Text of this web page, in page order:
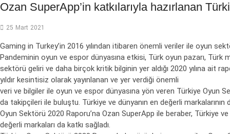
Ozan SuperApp’in katkılarıyla hazırlanan
25 Mart 2021
Gaming in Turkey’in 2016 yılından itibaren önemli veriler ile oyun
Pandeminin oyun ve espor dünyasına etkisi, Türk oyun pazarı, Türk
sektörü geliri ve daha birçok kritik bilginin yer aldığı 2020 yılına ait
yıldır kesintisiz olarak yayınlanan ve yer verdiği önemli
veri ve bilgiler ile oyun ve espor dünyasına yön veren Türkiye Oyun
da takipçileri ile buluştu. Türkiye ve dünyanın en değerli markalarının
Oyun Sektörü 2020 Raporu’na Ozan SuperApp ile beraber, Türkiye ve
değerli markaları da katkı sağladı.